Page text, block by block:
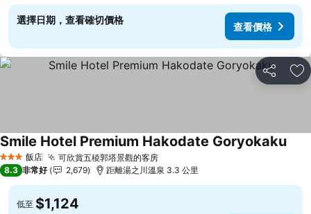
選擇日期，查看確切價格
查看價格
分享 加
3 星級 飯店 可欣賞五稜郭塔景觀的客房
Smile Hotel Premium Hakodate Goryokaku
8.3 非常好 2,679 距離湯之川溫泉 3.3 公里
低至 $1,124